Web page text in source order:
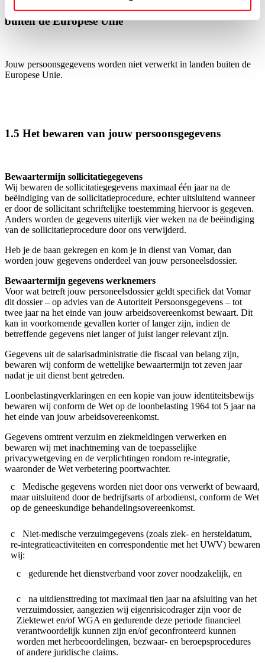
1.4 Doorgifte persoonsgegevens naar een derde land
buiten de Europese Unie
Jouw persoonsgegevens worden niet verwerkt in landen buiten de
Europese Unie.
1.5 Het bewaren van jouw persoonsgegevens
Bewaartermijn sollicitatiegegevens
Wij bewaren de sollicitatiegegevens maximaal één jaar na de
beëindiging van de sollicitatieprocedure, echter uitsluitend wanneer
er door de sollicitant schriftelijke toestemming hiervoor is gegeven.
Anders worden de gegevens uiterlijk vier weken na de beëindiging
van de sollicitatieprocedure door ons verwijderd.
Heb je de baan gekregen en kom je in dienst van Vomar, dan
worden jouw gegevens onderdeel van jouw personeelsdossier.
Bewaartermijn gegevens werknemers
Voor wat betreft jouw personeelsdossier geldt specifiek dat Vomar
dit dossier – op advies van de Autoriteit Persoonsgegevens – tot
twee jaar na het einde van jouw arbeidsovereenkomst bewaart. Dit
kan in voorkomende gevallen korter of langer zijn, indien de
betreffende gegevens niet langer of juist langer relevant zijn.
Gegevens uit de salarisadministratie die fiscaal van belang zijn,
bewaren wij conform de wettelijke bewaartermijn tot zeven jaar
nadat je uit dienst bent getreden.
Loonbelastingverklaringen en een kopie van jouw identiteitsbewijs
bewaren wij conform de Wet op de loonbelasting 1964 tot 5 jaar na
het einde van jouw arbeidsovereenkomst.
Gegevens omtrent verzuim en ziekmeldingen verwerken en
bewaren wij met inachtneming van de toepasselijke
privacywetgeving en de verplichtingen rondom re-integratie,
waaronder de Wet verbetering poortwachter.
Medische gegevens worden niet door ons verwerkt of bewaard,
maar uitsluitend door de bedrijfsarts of arbodienst, conform de Wet
op de geneeskundige behandelingsovereenkomst.
Niet-medische verzuimgegevens (zoals ziek- en hersteldatum,
re-integratieactiviteiten en correspondentie met het UWV) bewaren
wij:
gedurende het dienstverband voor zover noodzakelijk, en
na uitdiensttreding tot maximaal tien jaar na afsluiting van het
verzuimdossier, aangezien wij eigenrisicodrager zijn voor de
Ziektewet en/of WGA en gedurende deze periode financieel
verantwoordelijk kunnen zijn en/of geconfronteerd kunnen
worden met herbeoordelingen, bezwaar- en beroepsprocedures
of andere juridische claims.